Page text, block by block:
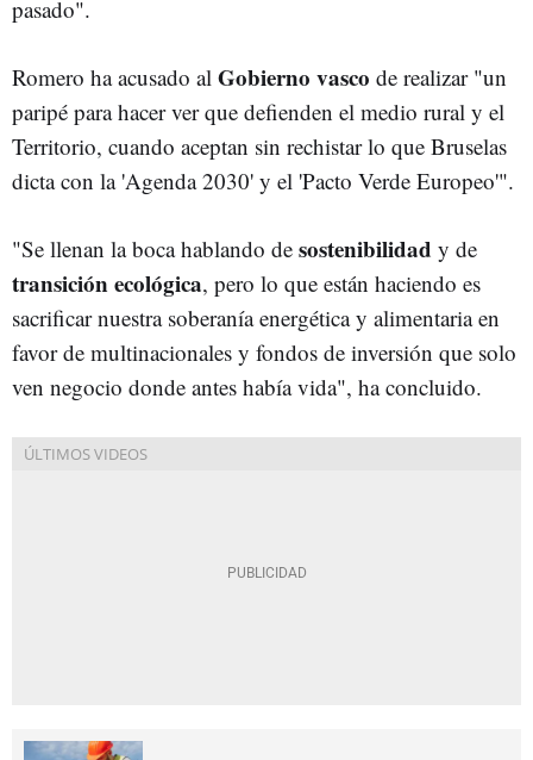
pasado".
Romero ha acusado al Gobierno vasco de realizar "un
paripé para hacer ver que defienden el medio rural y el
Territorio, cuando aceptan sin rechistar lo que Bruselas
dicta con la 'Agenda 2030' y el 'Pacto Verde Europeo'".
"Se llenan la boca hablando de sostenibilidad y de
transición ecológica, pero lo que están haciendo es
sacrificar nuestra soberanía energética y alimentaria en
favor de multinacionales y fondos de inversión que solo
ven negocio donde antes había vida", ha concluido.